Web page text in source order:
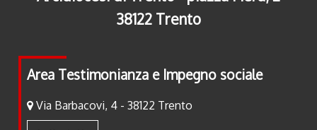
38122 Trento
Area Testimonianza e Impegno sociale
Via Barbacovi, 4 - 38122 Trento